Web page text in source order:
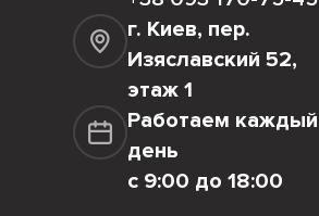
г. Киев, пер.
Изяславский 52,
этаж 1
Работаем каждый
день
с 9:00 до 18:00